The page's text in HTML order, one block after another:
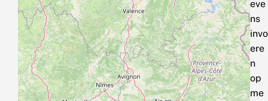
eve
ns
invo
ere
n
op
me